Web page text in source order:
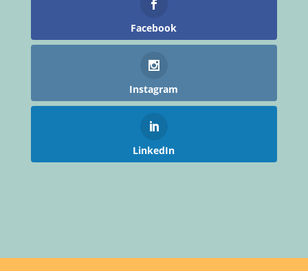
Facebook
Instagram
LinkedIn